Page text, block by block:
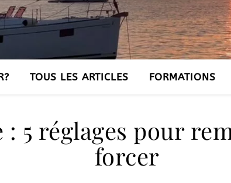
TOUS LES ARTICLES FORMATIONS
5 réglages pour
forcer